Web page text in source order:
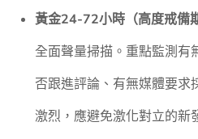
黃金24-72小時（高度戒備
全面聲量掃描。重點監測有
否跟進評論、有無媒體要求
激烈，應避免激化對立的新